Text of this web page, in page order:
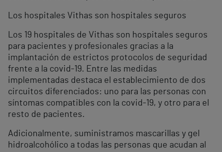
Los hospitales Vithas son hospitales seguros
Los 19 hospitales de Vithas son hospitales seguros
para pacientes y profesionales gracias a la
implantación de estrictos protocolos de seguridad
frente a la covid-19. Entre las medidas
implementadas destaca el establecimiento de dos
circuitos diferenciados: uno para las personas con
síntomas compatibles con la covid-19, y otro para el
resto de pacientes.
Adicionalmente, suministramos mascarillas y gel
hidroalcohólico a todas las personas que acudan al